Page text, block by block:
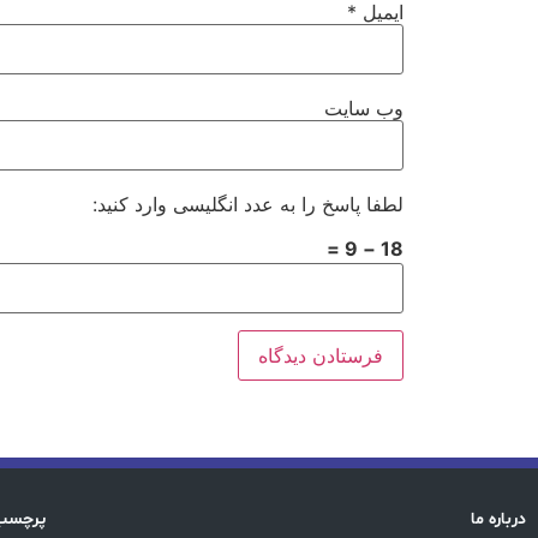
ایمیل *
وب‌ سایت
لطفا پاسخ را به عدد انگلیسی وارد کنید:
18 − 9 =
درباره ما